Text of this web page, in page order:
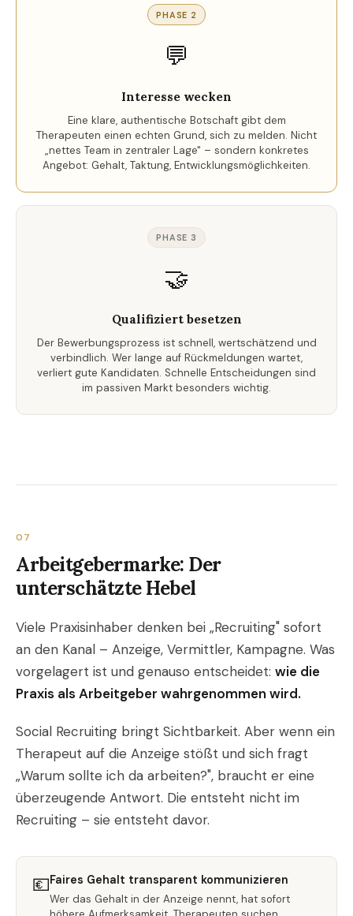
PHASE 2
💬
Interesse wecken
Eine klare, authentische Botschaft gibt dem
Therapeuten einen echten Grund, sich zu melden. Nicht
„nettes Team in zentraler Lage" – sondern konkretes
Angebot: Gehalt, Taktung, Entwicklungsmöglichkeiten.
PHASE 3
🤝
Qualifiziert besetzen
Der Bewerbungsprozess ist schnell, wertschätzend und
verbindlich. Wer lange auf Rückmeldungen wartet,
verliert gute Kandidaten. Schnelle Entscheidungen sind
im passiven Markt besonders wichtig.
07
Arbeitgebermarke: Der
unterschätzte Hebel
Viele Praxisinhaber denken bei „Recruiting" sofort
an den Kanal – Anzeige, Vermittler, Kampagne. Was
vorgelagert ist und genauso entscheidet: wie die
Praxis als Arbeitgeber wahrgenommen wird.
Social Recruiting bringt Sichtbarkeit. Aber wenn ein
Therapeut auf die Anzeige stößt und sich fragt
„Warum sollte ich da arbeiten?", braucht er eine
überzeugende Antwort. Die entsteht nicht im
Recruiting – sie entsteht davor.
💶Faires Gehalt transparent kommunizieren
Wer das Gehalt in der Anzeige nennt, hat sofort